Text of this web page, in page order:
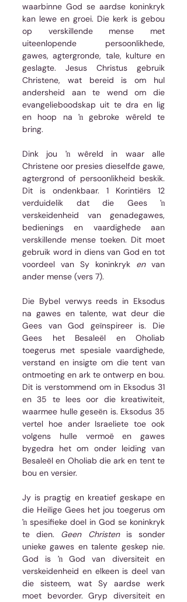
waarbinne God se aardse koninkryk
kan lewe en groei. Die kerk is gebou
op verskillende mense met
uiteenlopende persoonlikhede,
gawes, agtergronde, tale, kulture en
geslagte. Jesus Christus gebruik
Christene, wat bereid is om hul
andersheid aan te wend om die
evangelieboodskap uit te dra en lig
en hoop na ŉ gebroke wêreld te
bring.
Dink jou ŉ wêreld in waar alle
Christene oor presies dieselfde gawe,
agtergrond of persoonlikheid beskik.
Dit is ondenkbaar. 1 Korintiërs 12
verduidelik dat die Gees ŉ
verskeidenheid van genadegawes,
bedienings en vaardighede aan
verskillende mense toeken. Dit moet
gebruik word in diens van God en tot
voordeel van Sy koninkryk en van
ander mense (vers 7).
Die Bybel verwys reeds in Eksodus
na gawes en talente, wat deur die
Gees van God geïnspireer is. Die
Gees het Besaleël en Oholiab
toegerus met spesiale vaardighede,
verstand en insigte om die tent van
ontmoeting en ark te ontwerp en bou.
Dit is verstommend om in Eksodus 31
en 35 te lees oor die kreatiwiteit,
waarmee hulle geseën is. Eksodus 35
vertel hoe ander Israeliete toe ook
volgens hulle vermoë en gawes
bygedra het om onder leiding van
Besaleël en Oholiab die ark en tent te
bou en versier.
Jy is pragtig en kreatief geskape en
die Heilige Gees het jou toegerus om
ŉ spesifieke doel in God se koninkryk
te dien. Geen Christen is sonder
unieke gawes en talente geskep nie.
God is ŉ God van diversiteit en
verskeidenheid en elkeen is deel van
die sisteem, wat Sy aardse werk
moet bevorder. Gryp diversiteit en